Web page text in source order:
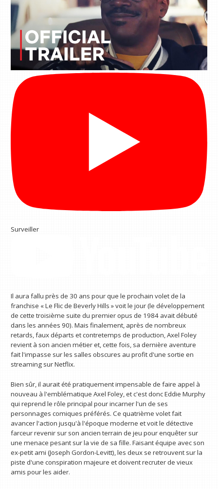
Surveiller
Il aura fallu près de 30 ans pour que le prochain volet de la
franchise « Le Flic de Beverly Hills » voit le jour (le développement
de cette troisième suite du premier opus de 1984 avait débuté
dans les années 90). Mais finalement, après de nombreux
retards, faux départs et contretemps de production, Axel Foley
revient à son ancien métier et, cette fois, sa dernière aventure
fait l'impasse sur les salles obscures au profit d'une sortie en
streaming sur Netflix.
Bien sûr, il aurait été pratiquement impensable de faire appel à
nouveau à l'emblématique Axel Foley, et c'est donc Eddie Murphy
qui reprend le rôle principal pour incarner l'un de ses
personnages comiques préférés. Ce quatrième volet fait
avancer l'action jusqu'à l'époque moderne et voit le détective
farceur revenir sur son ancien terrain de jeu pour enquêter sur
une menace pesant sur la vie de sa fille. Faisant équipe avec son
ex-petit ami (Joseph Gordon-Levitt), les deux se retrouvent sur la
piste d'une conspiration majeure et doivent recruter de vieux
amis pour les aider.